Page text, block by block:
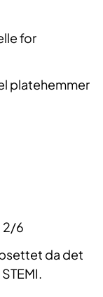
for
platehemmer
2/6
da det